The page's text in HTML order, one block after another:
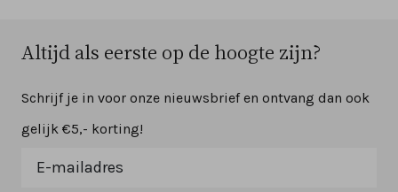
Altijd als eerste op de hoogte zijn?
Schrijf je in voor onze nieuwsbrief en ontvang dan ook
gelijk €5,- korting!